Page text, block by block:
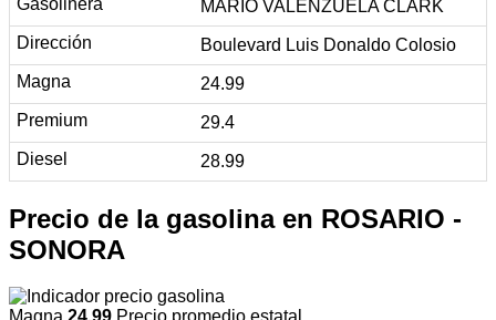
MARIO VALENZUELA CLARK
Boulevard Luis Donaldo Colosio
24.99
29.4
28.99
Precio de la gasolina en ROSARIO -
SONORA